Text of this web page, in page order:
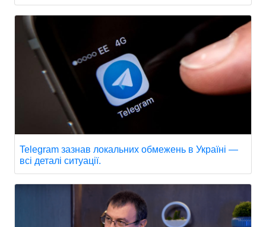
Telegram зазнав локальних обмежень в Україні —
всі деталі ситуації.